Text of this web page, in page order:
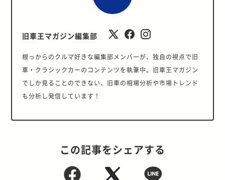
旧車王マガジン編集部
根っからのクルマ好きな編集部メンバーが、独自の視点で旧
車・クラシックカーのコンテンツを執筆中。旧車王マガジン
でしか見ることのできない、旧車の相場分析や市場トレンド
も分析し発信しています！
この記事をシェアする